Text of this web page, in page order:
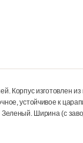
индикацией.